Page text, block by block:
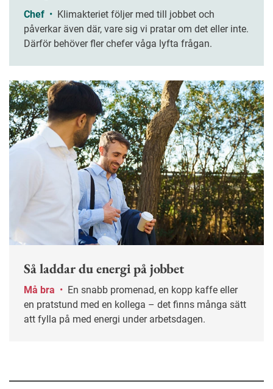
Chef •
påverkar även där, vare sig vi pratar om det eller inte.
Därför behöver fler chefer våga lyfta frågan.
Så laddar du energi på jobbet
Må bra •
en pratstund med en kollega – det finns många sätt
att fylla på med energi under arbetsdagen.